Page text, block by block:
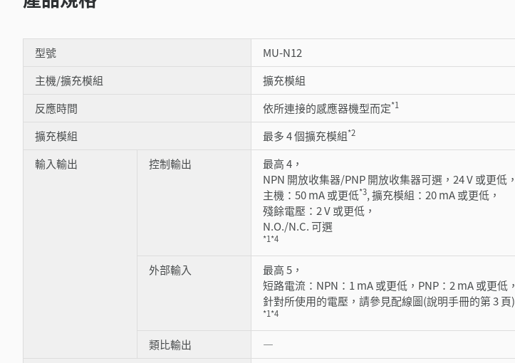
型號
MU-N12
主機/擴充模組
擴充模組
反應時間
依所連接的感應器機型而定*1
擴充模組 最多 4 個擴充模組*2
輸入輸出 控制輸出
最高 4，
NPN 開放收集器/PNP 開放收集器可選，24 V 或更低，
主機：50 mA 或更低*3, 擴充模組：20 mA 或更低，
殘餘電壓：2 V 或更低，
N.O./N.C. 可選
*1*4
外部輸入
最高 5，
短路電流：NPN：1 mA 或更低，PNP：2 mA 或更低，
針對所使用的電壓，請參見配線圖(說明手冊的第 3 頁)
*1*4
類比輸出
―